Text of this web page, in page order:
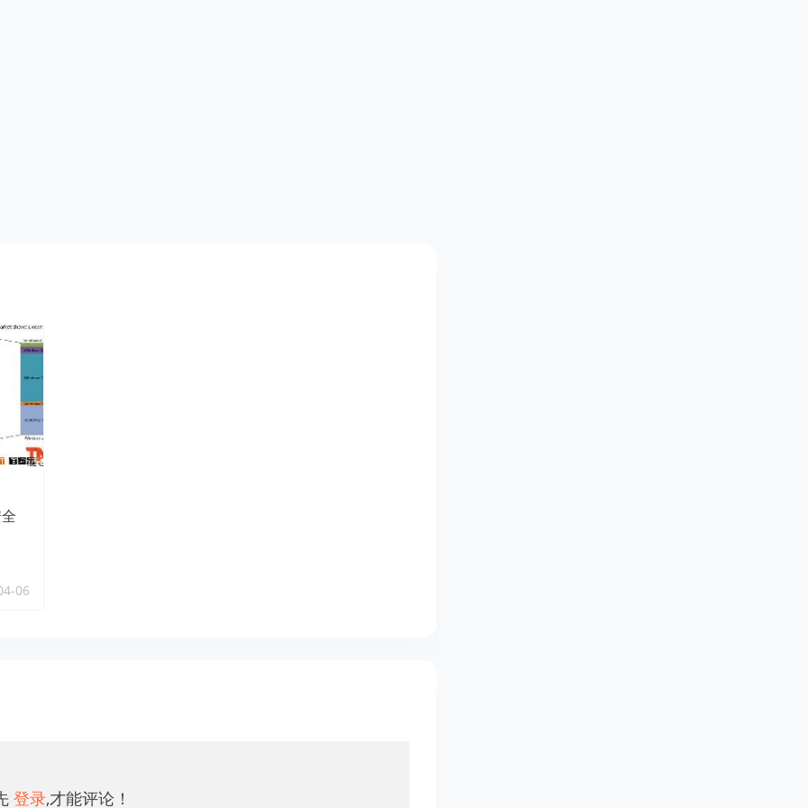
06
登录,才能评论！